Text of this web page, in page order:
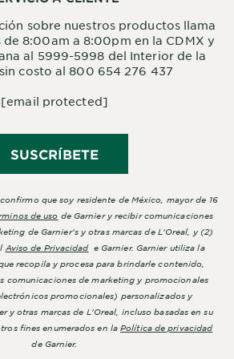
sobre nuestros productos llama
de 8:00am a 8:00pm en la CDMX y
al 5999-5998 del Interior de la
costo al 800 654 276 437
[email protected]
SUSCRÍBETE
que soy residente de México, mayor de 16
de uso de Garnier y recibir comunicaciones
de Garnier's y otras marcas de L'Oreal, y (2)
Aviso de Privacidade Garnier. Garnier utiliza la
recopila y procesa para brindarle contenido,
comunicaciones de marketing y promocionales
promocionales) personalizados y
y otras marcas de L'Oreal, incluso basadas en su
fines enumerados en laPolítica de privacidad
de Garnier.